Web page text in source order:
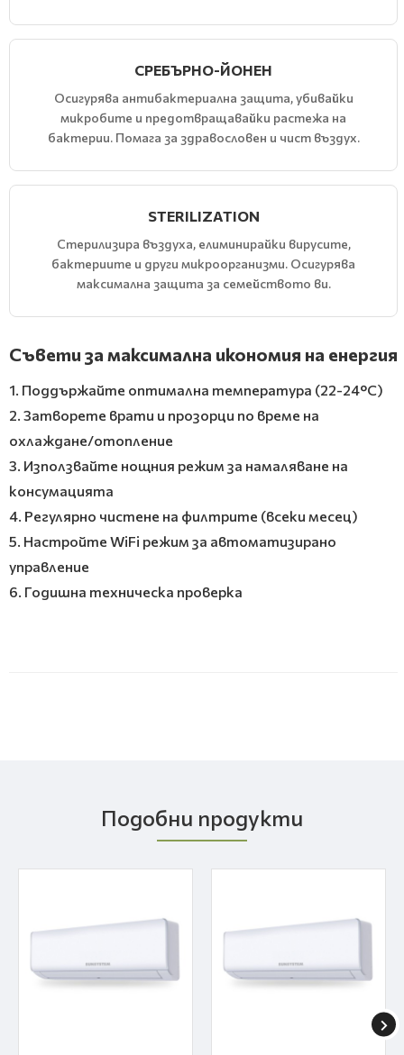
СРЕБЪРНО-ЙОНЕН
Осигурява антибактериална защита, убивайки
микробите и предотвращавайки растежа на
бактерии. Помага за здравословен и чист въздух.
STERILIZATION
Стерилизира въздуха, елиминирайки вирусите,
бактериите и други микроорганизми. Осигурява
максимална защита за семейството ви.
Съвети за максимална икономия на енергия
1. Поддържайте оптимална температура (22-24°C)
2. Затворете врати и прозорци по време на
охлаждане/отопление
3. Използвайте нощния режим за намаляване на
консумацията
4. Регулярно чистене на филтрите (всеки месец)
5. Настройте WiFi режим за автоматизирано
управление
6. Годишна техническа проверка
Подобни продукти